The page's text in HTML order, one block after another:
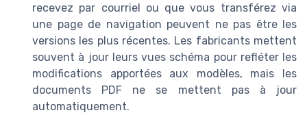
recevez par courriel ou que vous transférez via
une page de navigation peuvent ne pas être les
versions les plus récentes. Les fabricants mettent
souvent à jour leurs vues schéma pour refléter les
modifications apportées aux modèles, mais les
documents PDF ne se mettent pas à jour
automatiquement.